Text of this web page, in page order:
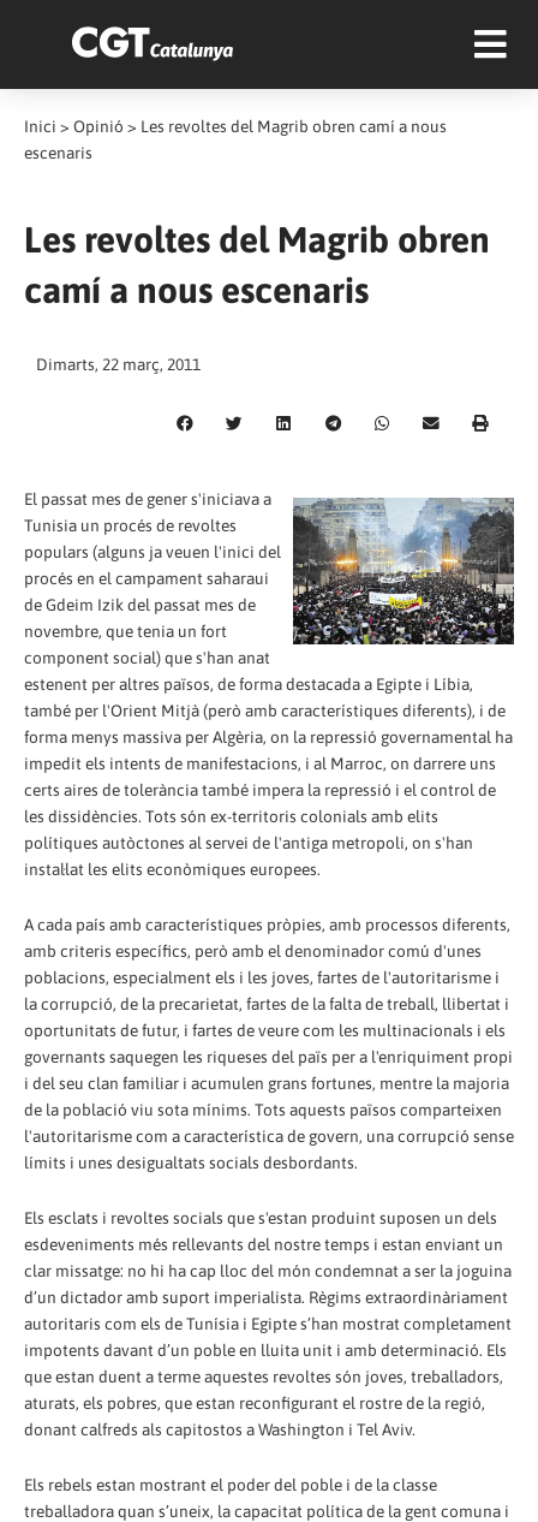
Inici > Opinió > Les revoltes del Magrib obren camí a nous
escenaris
Les revoltes del Magrib obren
camí a nous escenaris
Dimarts, 22 març, 2011
El passat mes de gener s'iniciava a
Tunisia un procés de revoltes
populars (alguns ja veuen l'inici del
procés en el campament saharaui
de Gdeim Izik del passat mes de
novembre, que tenia un fort
component social) que s'han anat
estenent per altres països, de forma destacada a Egipte i Líbia,
també per l'Orient Mitjà (però amb característiques diferents), i de
forma menys massiva per Algèria, on la repressió governamental ha
impedit els intents de manifestacions, i al Marroc, on darrere uns
certs aires de tolerància també impera la repressió i el control de
les dissidències. Tots són ex-territoris colonials amb elits
polítiques autòctones al servei de l'antiga metropoli, on s'han
instal·lat les elits econòmiques europees.
A cada país amb característiques pròpies, amb processos diferents,
amb criteris específics, però amb el denominador comú d'unes
poblacions, especialment els i les joves, fartes de l'autoritarisme i
la corrupció, de la precarietat, fartes de la falta de treball, llibertat i
oportunitats de futur, i fartes de veure com les multinacionals i els
governants saquegen les riqueses del païs per a l'enriquiment propi
i del seu clan familiar i acumulen grans fortunes, mentre la majoria
de la població viu sota mínims. Tots aquests països comparteixen
l'autoritarisme com a característica de govern, una corrupció sense
límits i unes desigualtats socials desbordants.
Els esclats i revoltes socials que s'estan produint suposen un dels
esdeveniments més rellevants del nostre temps i estan enviant un
clar missatge: no hi ha cap lloc del món condemnat a ser la joguina
d’un dictador amb suport imperialista. Règims extraordinàriament
autoritaris com els de Tunísia i Egipte s’han mostrat completament
impotents davant d’un poble en lluita unit i amb determinació. Els
que estan duent a terme aquestes revoltes són joves, treballadors,
aturats, els pobres, que estan reconfigurant el rostre de la regió,
donant calfreds als capitostos a Washington i Tel Aviv.
Els rebels estan mostrant el poder del poble i de la classe
treballadora quan s’uneix, la capacitat política de la gent comuna i